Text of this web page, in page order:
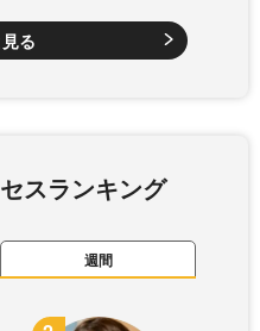
る
スランキング
週間